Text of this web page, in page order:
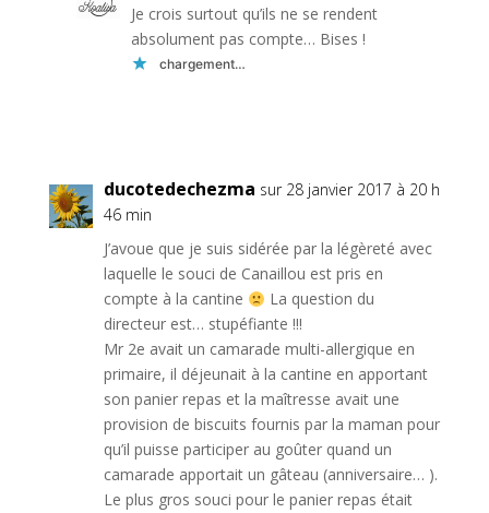
Je crois surtout qu’ils ne se rendent
absolument pas compte… Bises !
chargement…
ducotedechezma sur 28 janvier 2017 à 20 h
46 min
J’avoue que je suis sidérée par la légèreté avec
laquelle le souci de Canaillou est pris en
compte à la cantine
La question du
directeur est… stupéfiante !!!
Mr 2e avait un camarade multi-allergique en
primaire, il déjeunait à la cantine en apportant
son panier repas et la maîtresse avait une
provision de biscuits fournis par la maman pour
qu’il puisse participer au goûter quand un
camarade apportait un gâteau (anniversaire… ).
Le plus gros souci pour le panier repas était